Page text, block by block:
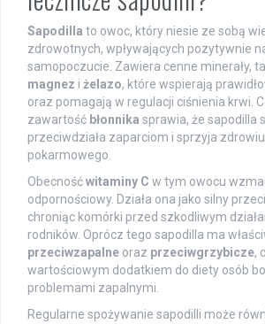
Sapodilla to owoc, który niesie ze sobą
zdrowotnych, wpływających pozytywnie
samopoczucie. Zawiera cenne minerały,
magnez i żelazo, które wspierają
oraz pomagają w regulacji ciśnienia krwi.
zawartość błonnika sprawia, że sapodilla
przeciwdziała zaparciom i sprzyja zdrowiu
pokarmowego.
Obecnośćwitaminy C w tym owocu
odpornościowy. Działa ona jako silny
chroniąc komórki przed szkodliwym
rodników. Oprócz tego sapodilla ma
przeciwzapalne oraz przeciwgrzybicze,
wartościowym dodatkiem do diety osób
problemami zapalnymi.
Regularne spożywanie sapodilli może